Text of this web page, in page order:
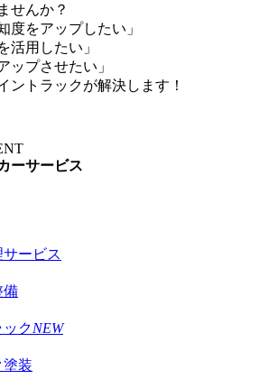
せんか？
度をアップしたい」
活用したい」
ップさせたい」
ントラックが解決します！
ーサービス
ービス
備
クNEW
塗装